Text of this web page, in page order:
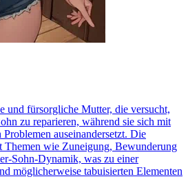
und fürsorgliche Mutter, die versucht,
zu reparieren, während sie sich mit
auseinandersetzt. Die
Themen wie Zuneigung, Bewunderung
Sohn-Dynamik, was zu einer
möglicherweise tabuisierten Elementen